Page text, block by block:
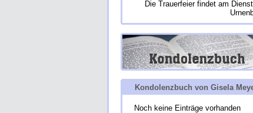
Die Trauerfeier findet am
Kondolenzbuch von Gisela
Noch keine Einträge vorhanden